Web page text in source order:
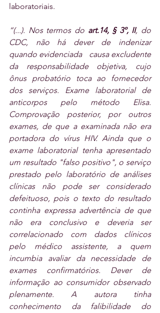
laboratoriais.
“(...). Nos termos do art.14, § 3º, II, do
CDC, não há dever de indenizar
quando evidenciada   causa excludente
da responsabilidade objetiva, cujo
ônus probatório toca ao fornecedor
dos serviços. Exame laboratorial de
anticorpos pelo método Elisa.
Comprovação posterior, por outros
exames, de que a examinada não era
portadora do vírus HIV. Ainda que o
exame laboratorial tenha apresentado
um resultado "falso positivo", o serviço
prestado pelo laboratório de análises
clínicas não pode ser considerado
defeituoso, pois o texto do resultado
continha expressa advertência de que
não era conclusivo e deveria ser
correlacionado com dados clínicos
pelo médico assistente, a quem
incumbia avaliar da necessidade de
exames confirmatórios. Dever de
informação ao consumidor observado
plenamente. A autora tinha
conhecimento da falibilidade do